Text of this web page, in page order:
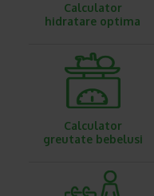
Calculator
hidratare optima
Calculator
greutate bebelusi